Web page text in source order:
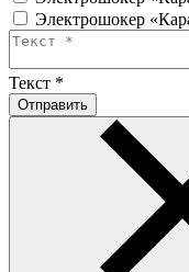
Электрошокер
Текст *
Отправить